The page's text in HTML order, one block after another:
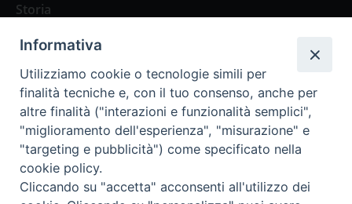
Storia
Abbonamenti
Abbonamento Annuale Digitale
Abbonamento Annuale Cartaceo
Abbonamento Singola Copia Digitale
Informativa
Utilizziamo cookie o tecnologie simili per
finalità tecniche e, con il tuo consenso, anche per
altre finalità ("interazioni e funzionalità semplici",
"miglioramento dell'esperienza", "misurazione" e
"targeting e pubblicità") come specificato nella
cookie policy.
Cliccando su "accetta" acconsenti all'utilizzo dei